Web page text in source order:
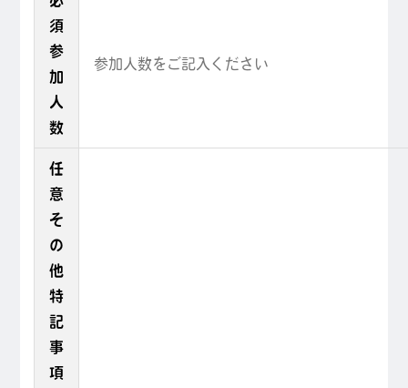
須
参
加
人
数
任
意
そ
の
他
特
記
事
項